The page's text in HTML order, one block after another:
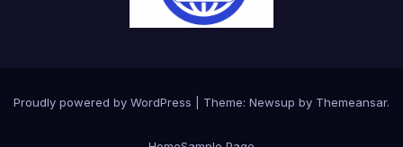
Proudly powered by WordPress Theme: Newsup by Themeansar.